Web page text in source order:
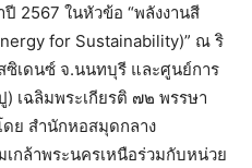
2567 ในหัวข้อ “พลังงานสี
for Sustainability)” ณ ริ
ซิเดนซ์ จ.นนทบุรี และศูนย์การ
เฉลิมพระเกียรติ ๗๒ พรรษา
ย สำนักหอสมุดกลาง
กล้าพระนครเหนือร่วมกับหน่วย